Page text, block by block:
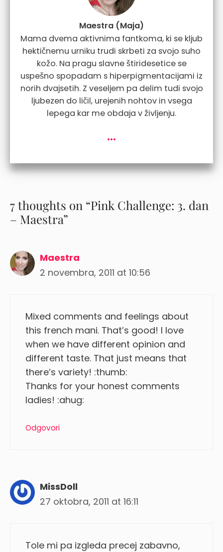
Maestra (Maja)
Mama dvema aktivnima fantkoma, ki se kljub
hektičnemu urniku trudi skrbeti za svojo suho
kožo. Na pragu slavne štiridesetice se
uspešno spopadam s hiperpigmentacijami iz
norih dvajsetih. Z veseljem pa delim tudi svojo
ljubezen do ličil, urejenih nohtov in vsega
lepega kar me obdaja v življenju.
...
7 thoughts on “Pink Challenge: 3. dan
– Maestra”
Maestra
2 novembra, 2011 at 10:56
Mixed comments and feelings about
this french mani. That’s good! I love
when we have different opinion and
different taste. That just means that
there’s variety! :thumb:
Thanks for your honest comments
ladies! :ahug:
Odgovori
MissDoll
27 oktobra, 2011 at 16:11
Tole mi pa izgleda precej zabavno,